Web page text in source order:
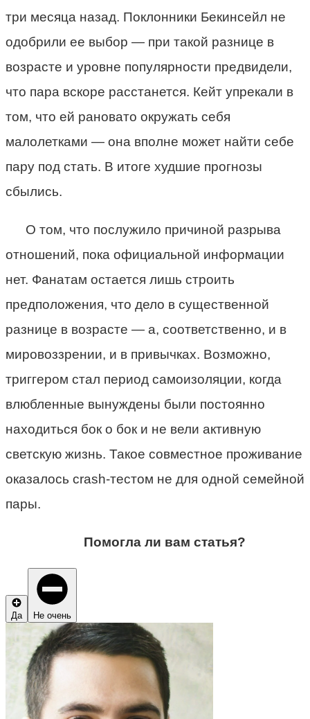
три месяца назад. Поклонники Бекинсейл не
одобрили ее выбор — при такой разнице в
возрасте и уровне популярности предвидели,
что пара вскоре расстанется. Кейт упрекали в
том, что ей рановато окружать себя
малолетками — она вполне может найти себе
пару под стать. В итоге худшие прогнозы
сбылись.
О том, что послужило причиной разрыва
отношений, пока официальной информации
нет. Фанатам остается лишь строить
предположения, что дело в существенной
разнице в возрасте — а, соответственно, и в
мировоззрении, и в привычках. Возможно,
триггером стал период самоизоляции, когда
влюбленные вынуждены были постоянно
находиться бок о бок и не вели активную
светскую жизнь. Такое совместное проживание
оказалось crash-тестом не для одной семейной
пары.
Помогла ли вам статья?
Да Не очень